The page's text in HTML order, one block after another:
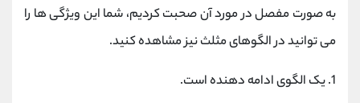
به صورت مفصل در مورد آن صحبت کردیم، شما این ویژگی ها را
می توانید در الگوهای مثلث نیز مشاهده کنید.
1. یک الگوی ادامه دهنده است.